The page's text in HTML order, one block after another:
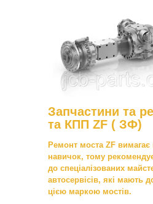
Запчастини та
та КПП ZF ( ЗФ)
Ремонт моста ZF вимагає
навичок, тому
до спеціалізованих
автосервісів, які мають
цією маркою мостів.